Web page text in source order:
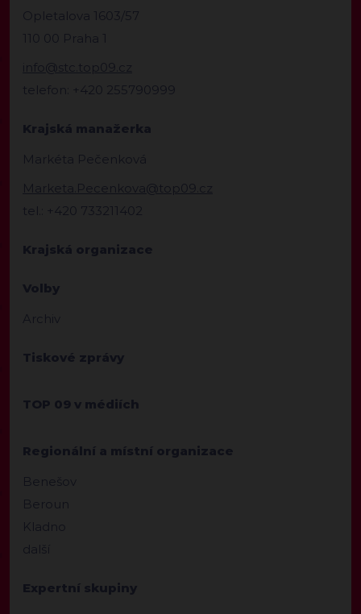
Opletalova 1603/57
110 00 Praha 1
info@stc.top09.cz
telefon: +420 255790999
Krajská manažerka
Markéta Pečenková
Marketa.Pecenkova@top09.cz
tel.: +420 733211402
Krajská organizace
Volby
Archiv
Tiskové zprávy
TOP 09 v médiích
Regionální a místní organizace
Benešov
Beroun
Kladno
další
Expertní skupiny